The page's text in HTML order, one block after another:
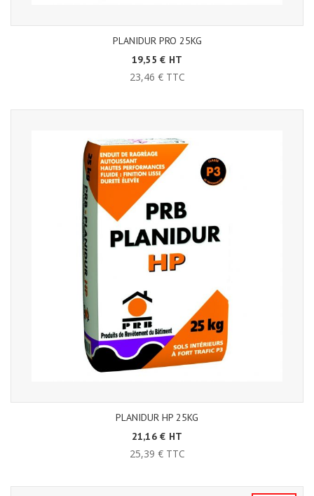
PLANIDUR PRO 25KG
19,55 € HT
23,46 € TTC
PLANIDUR HP 25KG
21,16 € HT
25,39 € TTC